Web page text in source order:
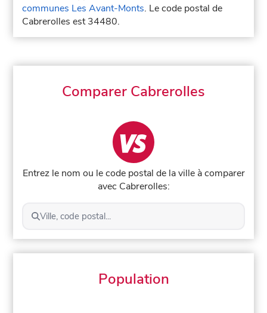
communes Les Avant-Monts. Le code postal de
Cabrerolles est 34480.
Comparer Cabrerolles
Entrez le nom ou le code postal de la ville à comparer
avec Cabrerolles:
Ville, code postal...
Population